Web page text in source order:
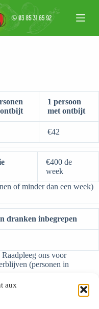
aux
1 persoon
met ontbijt
€42
€400 de
week
of minder dan een week)
dranken inbegrepen
ons voor
(personen in